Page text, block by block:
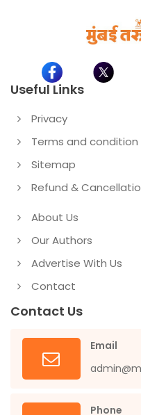
Useful Links
Privacy
Terms and condition
Sitemap
Refund &
About Us
Our Authors
Advertise With Us
Contact
Contact Us
Email
Phone